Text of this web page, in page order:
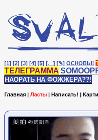
[1] [2] [3] [4] [5] [♩] [✎] ОСНОВЫ!
ТЕЛЕГРАММА
НАОРАТЬ НА ФОЖЖЕРА??!
Главная | Ласты | Написать! |